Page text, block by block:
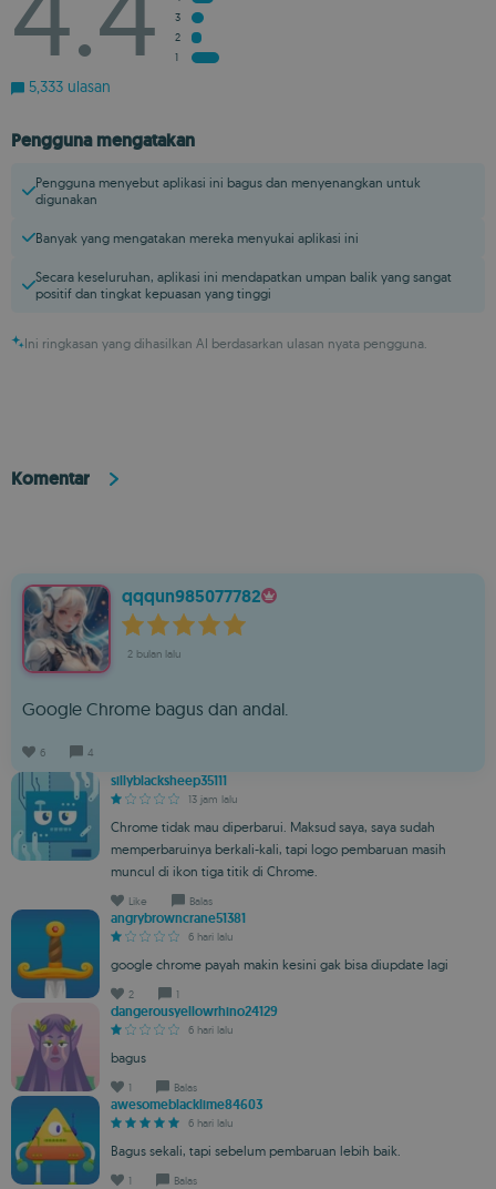
3
2
1
5,333 ulasan
Pengguna mengatakan
Pengguna menyebut aplikasi ini bagus dan menyenangkan untuk
digunakan
Banyak yang mengatakan mereka menyukai aplikasi ini
Secara keseluruhan, aplikasi ini mendapatkan umpan balik yang sangat
positif dan tingkat kepuasan yang tinggi
Ini ringkasan yang dihasilkan AI berdasarkan ulasan nyata pengguna.
Komentar
qqqun985077782
2 bulan lalu
Google Chrome bagus dan andal.
6 4
sillyblacksheep35111
13 jam lalu
Chrome tidak mau diperbarui. Maksud saya, saya sudah
memperbaruinya berkali-kali, tapi logo pembaruan masih
muncul di ikon tiga titik di Chrome.
Like Balas
angrybrowncrane51381
6 hari lalu
google chrome payah makin kesini gak bisa diupdate lagi
2 1
dangerousyellowrhino24129
6 hari lalu
bagus
1 Balas
awesomeblacklime84603
6 hari lalu
Bagus sekali, tapi sebelum pembaruan lebih baik.
1 Balas